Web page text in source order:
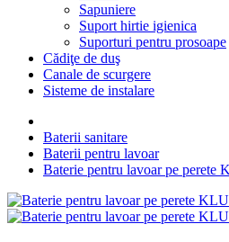
Sapuniere
Suport hirtie igienica
Suporturi pentru prosoape
Cădiţe de duş
Canale de scurgere
Sisteme de instalare
Baterii sanitare
Baterii pentru lavoar
Baterie pentru lavoar pe